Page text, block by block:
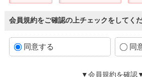
会員規約をご確認の上チェックをしてく
同意する 同
▼会員規約を確認